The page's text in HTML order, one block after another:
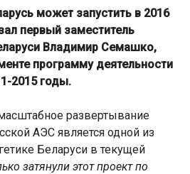
может запустить в 2016
первый заместитель
Владимир Семашко,
программу деятельности
2015 годы.
развертывание
АЭС является одной из
Беларуси в текущей
затянули этот проект по